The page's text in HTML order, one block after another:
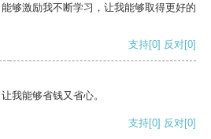
够激励我不断学习，让我能够取得更好的
支持[0] 反对[0]
我能够省钱又省心。
支持[0] 反对[0]